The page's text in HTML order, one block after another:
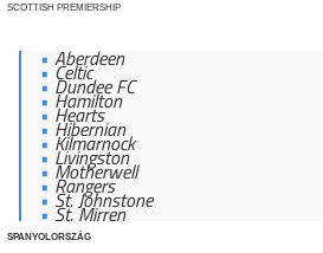
SCOTTISH PREMIERSHIP
Aberdeen
Celtic
Dundee FC
Hamilton
Hearts
Hibernian
Kilmarnock
Livingston
Motherwell
Rangers
St. Johnstone
St. Mirren
SPANYOLORSZÁG